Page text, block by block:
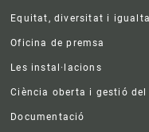
Equitat, diversitat i
Oficina de premsa
Les instal·lacions
Ciència oberta i gestió del
Documentació